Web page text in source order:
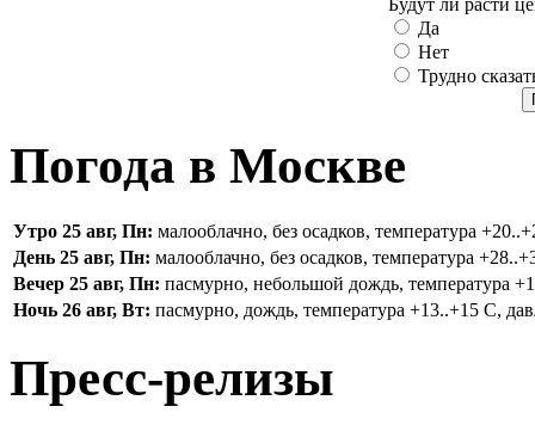
Да
Нет
Трудно
Погода в Москве
Утро 25 авг, Пн: малооблачно, без осадков, температура
День 25 авг, Пн: малооблачно, без осадков, температура
Вечер 25 авг, Пн: пасмурно, небольшой дождь, температура
Ночь 26 авг, Вт: пасмурно, дождь, температура +13..+15 С,
Пресс-релизы